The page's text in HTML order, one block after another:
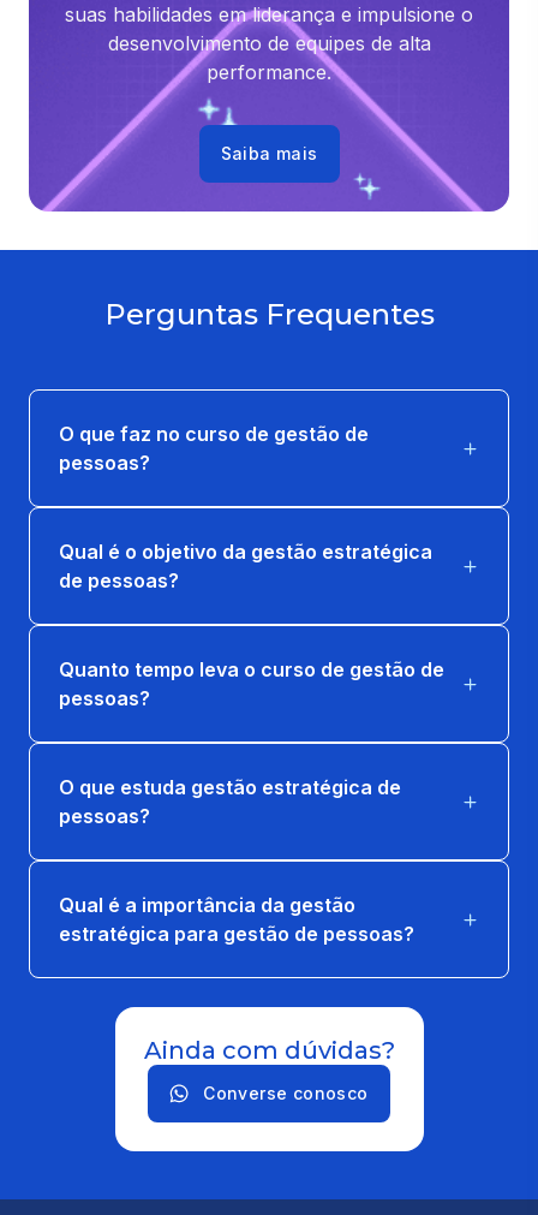
suas habilidades em liderança e impulsione o
desenvolvimento de equipes de alta
performance.
Saiba mais
Perguntas Frequentes
O que faz no curso de gestão de
pessoas?
Qual é o objetivo da gestão estratégica
de pessoas?
Quanto tempo leva o curso de gestão de
pessoas?
O que estuda gestão estratégica de
pessoas?
Qual é a importância da gestão
estratégica para gestão de pessoas?
Ainda com dúvidas?
Converse conosco